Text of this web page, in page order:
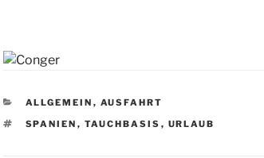
KATEGORIEN
ALLGEMEIN , AUSFAHRT
SCHLAGWÖRTER
SPANIEN , TAUCHBASIS , URLAUB